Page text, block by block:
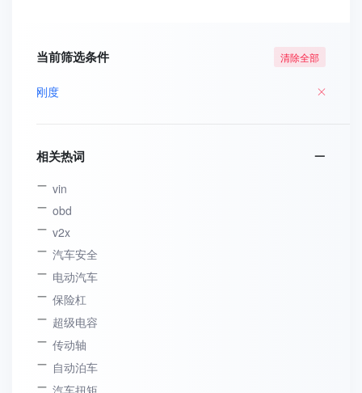
当前筛选条件 清除全部
刚度
相关热词
vin
obd
v2x
汽车安全
电动汽车
保险杠
超级电容
传动轴
自动泊车
汽车扭矩